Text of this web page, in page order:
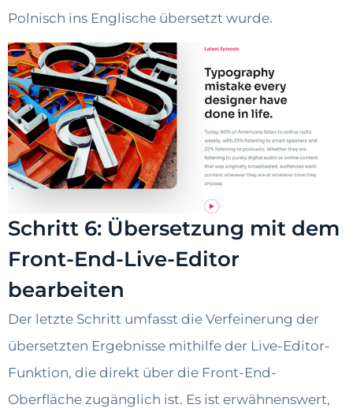
Polnisch ins Englische übersetzt wurde.
Schritt 6: Übersetzung mit dem
Front-End-Live-Editor
bearbeiten
Der letzte Schritt umfasst die Verfeinerung der
übersetzten Ergebnisse mithilfe der Live-Editor-
Funktion, die direkt über die Front-End-
Oberfläche zugänglich ist. Es ist erwähnenswert,